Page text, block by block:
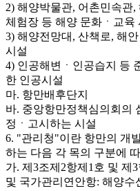
2) 해양박물관, 어촌민속관
체험장 등 해양 문화ㆍ교육
3) 해양전망대, 산책로, 해
시설
4) 인공해변ㆍ인공습지 등
한 인공시설
마. 항만배후단지
바. 중앙항만정책심의회의
정ㆍ고시하는 시설
6. "관리청"이란 항만의 개
하는 다음 각 목의 구분에
가. 제3조제2항제1호 및 제
및 국가관리연안항: 해양수